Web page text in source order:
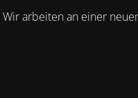
Wir arbeiten an einer